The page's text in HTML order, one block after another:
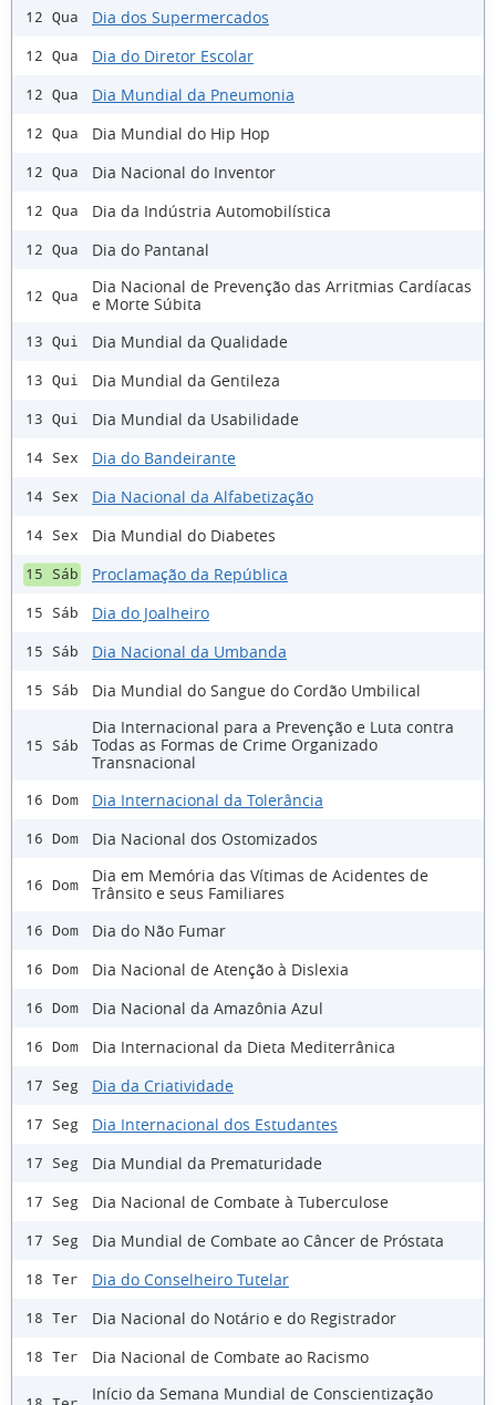
12 Qua Dia dos Supermercados
12 Qua Dia do Diretor Escolar
12 Qua Dia Mundial da Pneumonia
12 Qua Dia Mundial do Hip Hop
12 Qua Dia Nacional do Inventor
12 Qua Dia da Indústria Automobilística
12 Qua Dia do Pantanal
12 Qua
Dia Nacional de Prevenção das Arritmias Cardíacas
e Morte Súbita
13 Qui Dia Mundial da Qualidade
13 Qui Dia Mundial da Gentileza
13 Qui Dia Mundial da Usabilidade
14 Sex Dia do Bandeirante
14 Sex Dia Nacional da Alfabetização
14 Sex Dia Mundial do Diabetes
15 Sáb Proclamação da República
15 Sáb Dia do Joalheiro
15 Sáb Dia Nacional da Umbanda
15 Sáb Dia Mundial do Sangue do Cordão Umbilical
15 Sáb
Dia Internacional para a Prevenção e Luta contra
Todas as Formas de Crime Organizado
Transnacional
16 Dom Dia Internacional da Tolerância
16 Dom Dia Nacional dos Ostomizados
16 Dom
Dia em Memória das Vítimas de Acidentes de
Trânsito e seus Familiares
16 Dom Dia do Não Fumar
16 Dom Dia Nacional de Atenção à Dislexia
16 Dom Dia Nacional da Amazônia Azul
16 Dom Dia Internacional da Dieta Mediterrânica
17 Seg Dia da Criatividade
17 Seg Dia Internacional dos Estudantes
17 Seg Dia Mundial da Prematuridade
17 Seg Dia Nacional de Combate à Tuberculose
17 Seg Dia Mundial de Combate ao Câncer de Próstata
18 Ter Dia do Conselheiro Tutelar
18 Ter Dia Nacional do Notário e do Registrador
18 Ter Dia Nacional de Combate ao Racismo
Início da Semana Mundial de Conscientização